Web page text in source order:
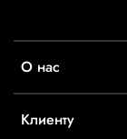
О нас
Клиенту